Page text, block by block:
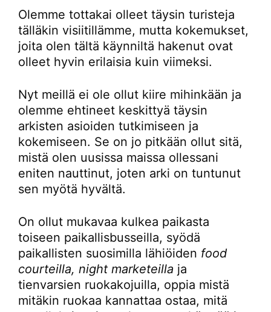
Olemme tottakai olleet täysin turisteja
tälläkin visiitillämme, mutta kokemukset,
joita olen tältä käynniltä hakenut ovat
olleet hyvin erilaisia kuin viimeksi.
Nyt meillä ei ole ollut kiire mihinkään ja
olemme ehtineet keskittyä täysin
arkisten asioiden tutkimiseen ja
kokemiseen. Se on jo pitkään ollut sitä,
mistä olen uusissa maissa ollessani
eniten nauttinut, joten arki on tuntunut
sen myötä hyvältä.
On ollut mukavaa kulkea paikasta
toiseen paikallisbusseilla, syödä
paikallisten suosimilla lähiöiden food
courteilla, night marketeilla ja
tienvarsien ruokakojuilla, oppia mistä
mitäkin ruokaa kannattaa ostaa, mitä